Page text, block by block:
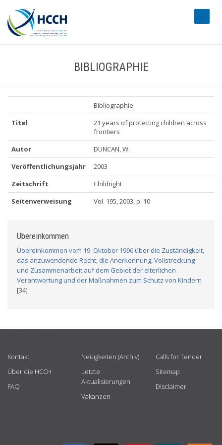
BIBLIOGRAPHIE
Bibliographie
Titel
21 years of protecting children across
frontiers
Autor
DUNCAN, W.
Veröffentlichungsjahr
2003
Zeitschrift
Childright
Seitenverweisung
Vol. 195, 2003, p. 10
Übereinkommen
Übereinkommen vom 19. Oktober 1996 über die Zuständigkeit,
das anzuwendende Recht, die Anerkennung, Vollstreckung
und Zusammenarbeit auf dem Gebiet der elterlichen
Verantwortung und der Maßnahmen zum Schutz von Kindern
[34]
Kontakt
Über die HCCH
FAQ
Neuigkeiten (Archiv)
Letzte
Aktualisierungen
Vakanzen
Calls for Tender
Sitemap
Disclaimer